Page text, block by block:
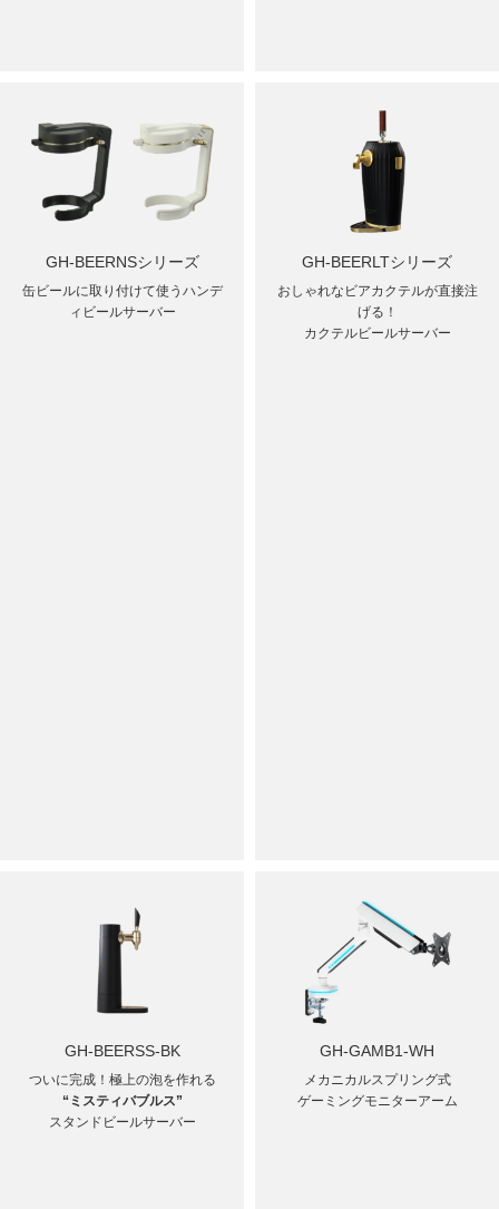
GH-BEERNSシリーズ
缶ビールに取り付けて使うハンデ
ィビールサーバー
GH-BEERLTシリーズ
おしゃれなビアカクテルが直接注
げる！
カクテルビールサーバー
GH-BEERSS-BK
ついに完成！極上の泡を作れる
“ミスティバブルス”
スタンドビールサーバー
GH-GAMB1-WH
メカニカルスプリング式
ゲーミングモニターアーム